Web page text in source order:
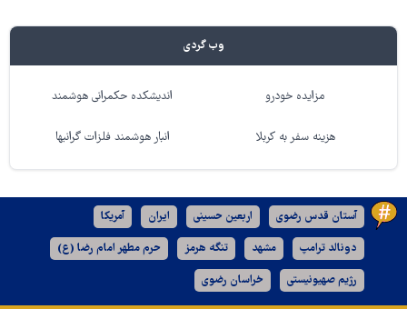
وب گردی
مزایده خودرو اندیشکده حکمرانی هوشمند
هزینه سفر به کربلا انبار هوشمند فلزات گرانبها
آستان قدس رضوی اربعین حسینی ایران آمریکا
دونالد ترامپ مشهد تنگه هرمز حرم مطهر امام رضا (ع)
رژیم صهیونیستی خراسان رضوی